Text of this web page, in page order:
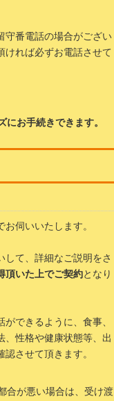
守番電話の場合がござい
ければ必ずお電話させて
お手続きできます。
お伺いいたします。
して、詳細なご説明をさ
頂いた上でご契約となり
できるように、食事、
、性格や健康状態等、出
させて頂きます。
合が悪い場合は、受け渡